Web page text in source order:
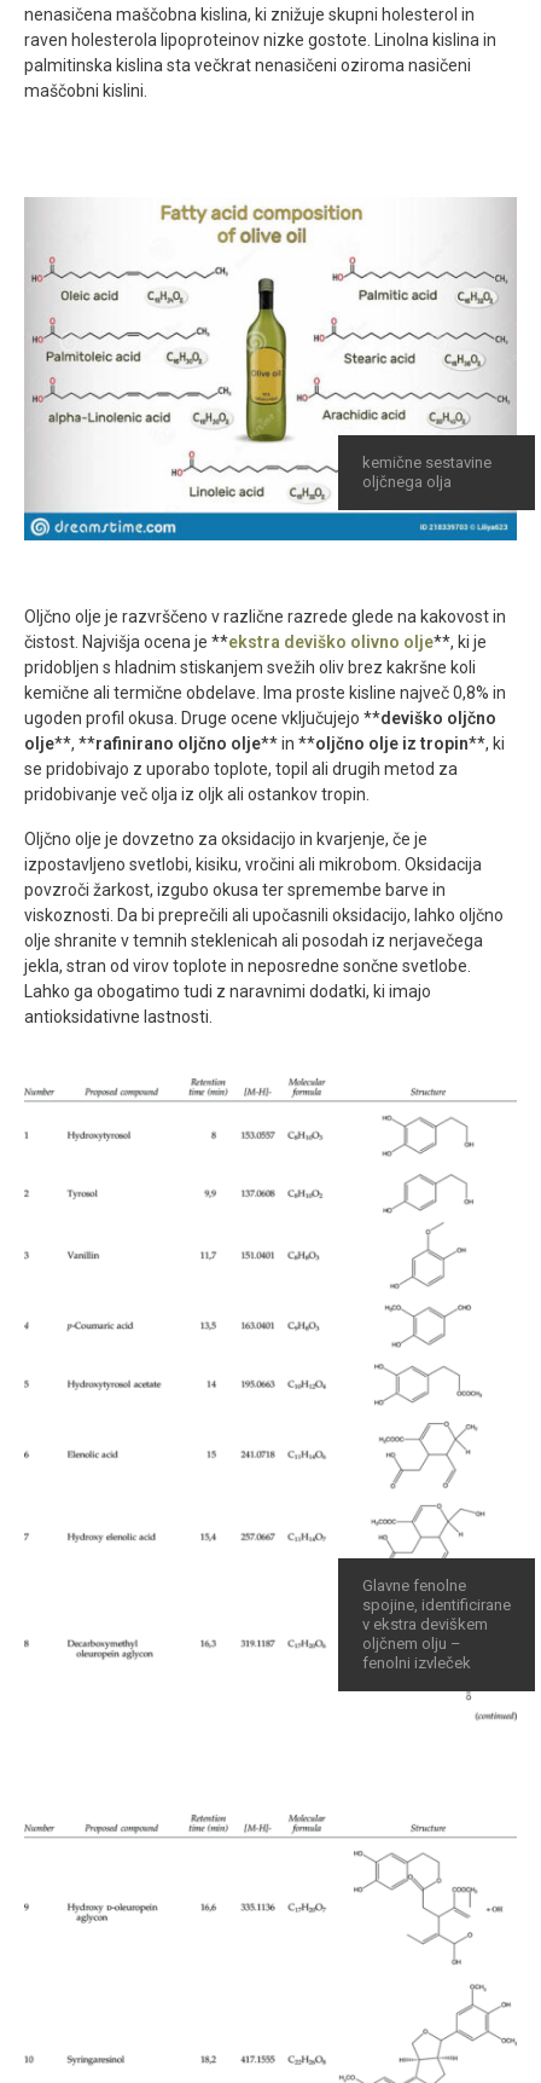
nenasičena maščobna kislina, ki znižuje skupni holesterol in
raven holesterola lipoproteinov nizke gostote. Linolna kislina in
palmitinska kislina sta večkrat nenasičeni oziroma nasičeni
maščobni kislini.
kemične sestavine
oljčnega olja
Oljčno olje je razvrščeno v različne razrede glede na kakovost in
čistost. Najvišja ocena je **ekstra deviško olivno olje**, ki je
pridobljen s hladnim stiskanjem svežih oliv brez kakršne koli
kemične ali termične obdelave. Ima proste kisline največ 0,8% in
ugoden profil okusa. Druge ocene vključujejo **deviško oljčno
olje**, **rafinirano oljčno olje** in **oljčno olje iz tropin**, ki
se pridobivajo z uporabo toplote, topil ali drugih metod za
pridobivanje več olja iz oljk ali ostankov tropin.
Oljčno olje je dovzetno za oksidacijo in kvarjenje, če je
izpostavljeno svetlobi, kisiku, vročini ali mikrobom. Oksidacija
povzroči žarkost, izgubo okusa ter spremembe barve in
viskoznosti. Da bi preprečili ali upočasnili oksidacijo, lahko oljčno
olje shranite v temnih steklenicah ali posodah iz nerjavečega
jekla, stran od virov toplote in neposredne sončne svetlobe.
Lahko ga obogatimo tudi z naravnimi dodatki, ki imajo
antioksidativne lastnosti.
Glavne fenolne
spojine, identificirane
v ekstra deviškem
oljčnem olju –
fenolni izvleček